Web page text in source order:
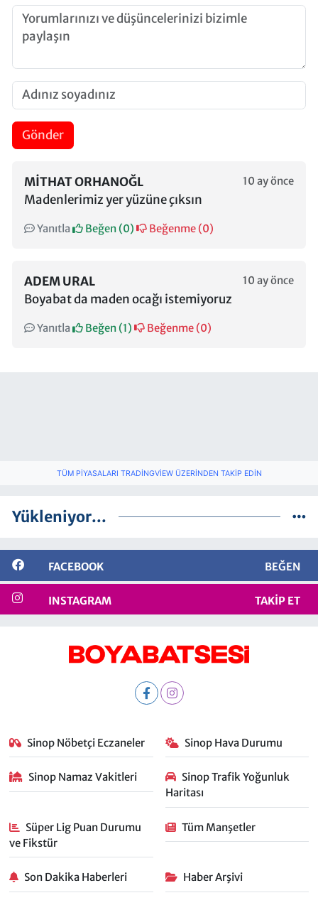
Gönder
MITHAT ORHANOĞL 10 ay önce
Madenlerimiz yer yüzüne çıksın
Yanıtla Beğen (0) Beğenme (0)
ADEM URAL 10 ay önce
Boyabat da maden ocağı istemiyoruz
Yanıtla Beğen (1) Beğenme (0)
TÜM PIYASALARI TRADINGVIEW ÜZERINDEN TAKIP EDIN
Yükleniyor...
FACEBOOK BEĞEN
INSTAGRAM TAKIP ET
Sinop Nöbetçi Eczaneler Sinop Hava Durumu
Sinop Namaz Vakitleri
Sinop Trafik Yoğunluk
Haritası
Süper Lig Puan Durumu
ve Fikstür
Tüm Manşetler
Son Dakika Haberleri Haber Arşivi